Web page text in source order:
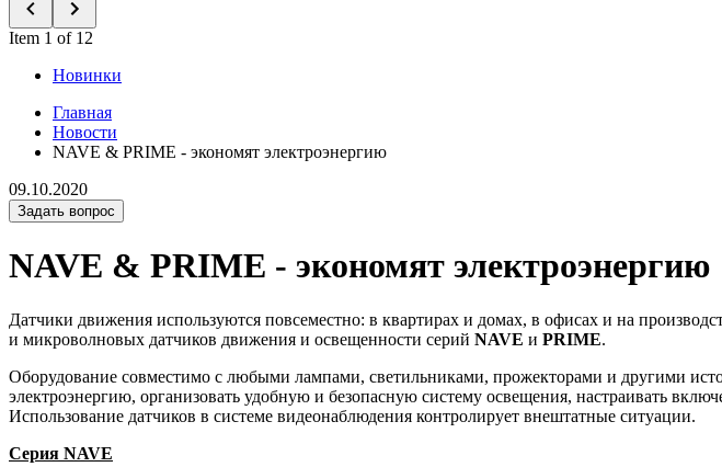
Item 1 of 12
Новинки
Главная
Новости
NAVE & PRIME - экономят электроэнергию
09.10.2020
Задать вопрос
NAVE & PRIME - экономят электроэнергию
Датчики движения используются повсеместно: в квартирах и домах, в офисах и на
и микроволновых датчиков движения и освещенности серий NAVE и PRIME.
Оборудование совместимо с любыми лампами, светильниками, прожекторами и другими
электроэнергию, организовать удобную и безопасную систему освещения, настраивать
Использование датчиков в системе видеонаблюдения контролирует внештатные ситуации.
Серия NAVE